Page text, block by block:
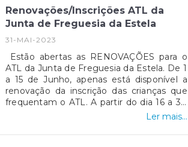
Renovações/Inscrições ATL da
Junta de Freguesia da Estela
31-MAI-2023
Estão abertas as RENOVAÇÕES para o
ATL da Junta de Freguesia da Estela. De 1
a 15 de Junho, apenas está disponível a
renovação da inscrição das crianças que
frequentam o ATL. A partir do dia 16 a 30
de Junho, iremos disponibilizar aqui na
INSCRIÇÕES. No caso de necessitar de
Ler mais...